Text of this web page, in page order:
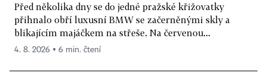
Před několika dny se do jedné pražské křižovatky
přihnalo obří luxusní BMW se začerněnými skly a
blikajícím majáčkem na střeše. Na červenou...
4. 8. 2026 ▪ 6 min. čtení